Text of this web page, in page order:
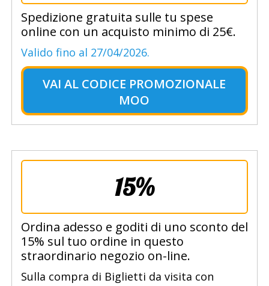
Spedizione gratuita sulle tu spese
online con un acquisto minimo di 25€.
Valido fino al 27/04/2026.
VAI AL CODICE PROMOZIONALE
MOO
15%
Ordina adesso e goditi di uno sconto del
15% sul tuo ordine in questo
straordinario negozio on-line.
Sulla compra di Biglietti da visita con